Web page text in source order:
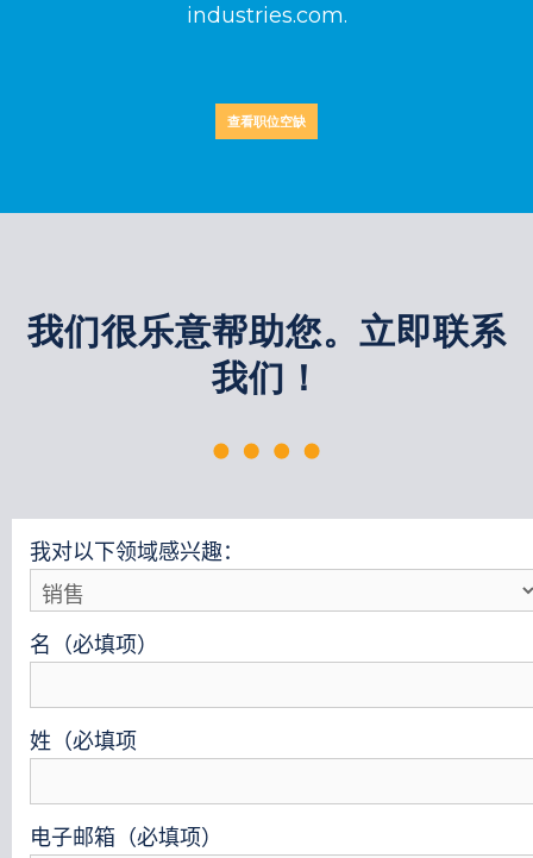
industries.com.
查看职位空缺
我们很乐意帮助您。立即联系
我们！
我对以下领域感兴趣：
名（必填项）
姓（必填项
电子邮箱（必填项）